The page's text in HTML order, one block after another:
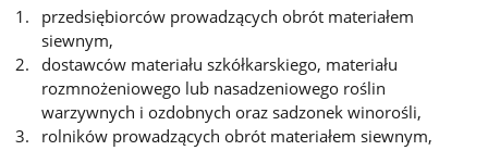
przedsiębiorców prowadzących obrót materiałem
siewnym,
dostawców materiału szkółkarskiego, materiału
rozmnożeniowego lub nasadzeniowego roślin
warzywnych i ozdobnych oraz sadzonek winorośli,
rolników prowadzących obrót materiałem siewnym,